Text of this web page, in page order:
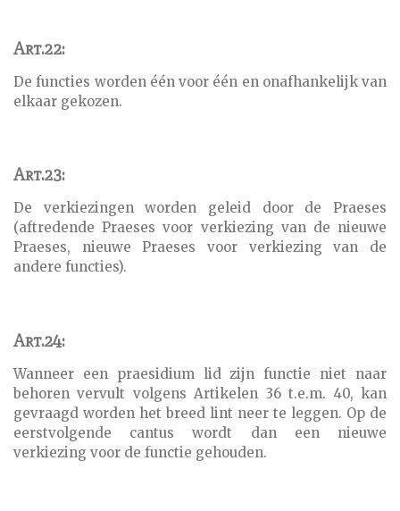
Art.22:
De functies worden één voor één en onafhankelijk van
elkaar gekozen.
Art.23:
De verkiezingen worden geleid door de Praeses
(aftredende Praeses voor verkiezing van de nieuwe
Praeses, nieuwe Praeses voor verkiezing van de
andere functies).
Art.24:
Wanneer een praesidium lid zijn functie niet naar
behoren vervult volgens Artikelen 36 t.e.m. 40, kan
gevraagd worden het breed lint neer te leggen. Op de
eerstvolgende cantus wordt dan een nieuwe
verkiezing voor de functie gehouden.